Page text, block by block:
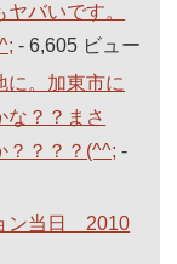
バいです。
- 6,605 ビュー
に。加東市に
な？？まさ
？？？？(^^; -
ン当日 2010